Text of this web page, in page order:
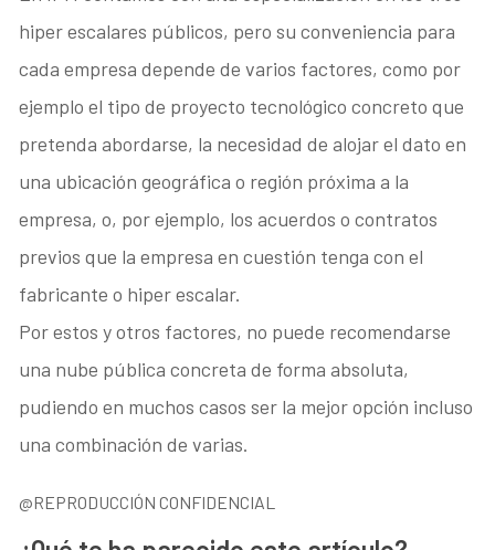
hiper escalares públicos, pero su conveniencia para
cada empresa depende de varios factores, como por
ejemplo el tipo de proyecto tecnológico concreto que
pretenda abordarse, la necesidad de alojar el dato en
una ubicación geográfica o región próxima a la
empresa, o, por ejemplo, los acuerdos o contratos
previos que la empresa en cuestión tenga con el
fabricante o hiper escalar.
Por estos y otros factores, no puede recomendarse
una nube pública concreta de forma absoluta,
pudiendo en muchos casos ser la mejor opción incluso
una combinación de varias.
@REPRODUCCIÓN CONFIDENCIAL